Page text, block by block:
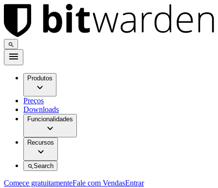
Produtos
Preços
Downloads
Funcionalidades
Recursos
Search
Comece gratuitamenteFale com VendasEntrar